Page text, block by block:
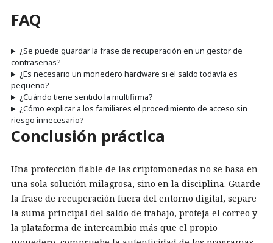
FAQ
¿Se puede guardar la frase de recuperación en un gestor de
contraseñas?
¿Es necesario un monedero hardware si el saldo todavía es
pequeño?
¿Cuándo tiene sentido la multifirma?
¿Cómo explicar a los familiares el procedimiento de acceso sin
riesgo innecesario?
Conclusión práctica
Una protección fiable de las criptomonedas no se basa en
una sola solución milagrosa, sino en la disciplina. Guarde
la frase de recuperación fuera del entorno digital, separe
la suma principal del saldo de trabajo, proteja el correo y
la plataforma de intercambio más que el propio